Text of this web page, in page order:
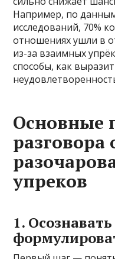
Например, по
исследований, 70%
отношениях ушли в
из-за взаимных
способы, как
Основные
разговора
упреков
1.